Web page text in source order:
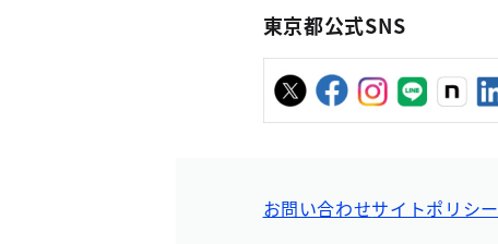
東京都公式SNS
お問い合わせサイトポリシー